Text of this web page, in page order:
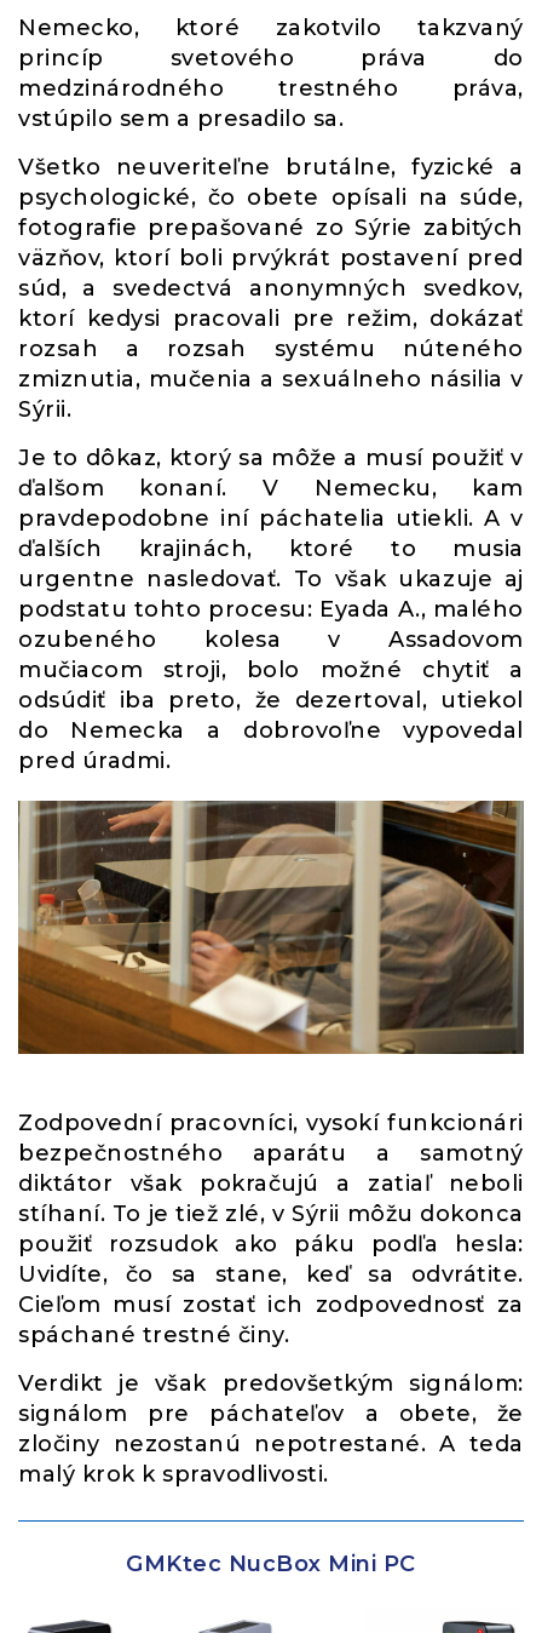
Nemecko, ktoré zakotvilo takzvaný
princíp svetového práva do
medzinárodného trestného práva,
vstúpilo sem a presadilo sa.
Všetko neuveriteľne brutálne, fyzické a
psychologické, čo obete opísali na súde,
fotografie prepašované zo Sýrie zabitých
väzňov, ktorí boli prvýkrát postavení pred
súd, a svedectvá anonymných svedkov,
ktorí kedysi pracovali pre režim, dokázať
rozsah a rozsah systému núteného
zmiznutia, mučenia a sexuálneho násilia v
Sýrii.
Je to dôkaz, ktorý sa môže a musí použiť v
ďalšom konaní. V Nemecku, kam
pravdepodobne iní páchatelia utiekli. A v
ďalších krajinách, ktoré to musia
urgentne nasledovať. To však ukazuje aj
podstatu tohto procesu: Eyada A., malého
ozubeného kolesa v Assadovom
mučiacom stroji, bolo možné chytiť a
odsúdiť iba preto, že dezertoval, utiekol
do Nemecka a dobrovoľne vypovedal
pred úradmi.
Zodpovední pracovníci, vysokí funkcionári
bezpečnostného aparátu a samotný
diktátor však pokračujú a zatiaľ neboli
stíhaní. To je tiež zlé, v Sýrii môžu dokonca
použiť rozsudok ako páku podľa hesla:
Uvidíte, čo sa stane, keď sa odvrátite.
Cieľom musí zostať ich zodpovednosť za
spáchané trestné činy.
Verdikt je však predovšetkým signálom:
signálom pre páchateľov a obete, že
zločiny nezostanú nepotrestané. A teda
malý krok k spravodlivosti.
GMKtec NucBox Mini PC